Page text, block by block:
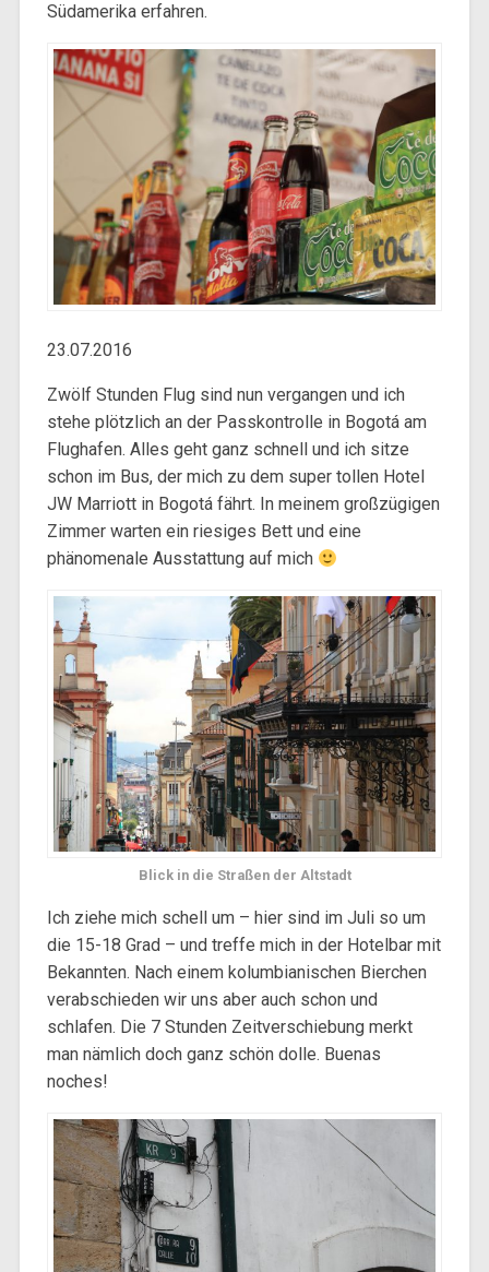
Südamerika erfahren.
23.07.2016
Zwölf Stunden Flug sind nun vergangen und ich
stehe plötzlich an der Passkontrolle in Bogotá am
Flughafen. Alles geht ganz schnell und ich sitze
schon im Bus, der mich zu dem super tollen Hotel
JW Marriott in Bogotá fährt. In meinem großzügigen
Zimmer warten ein riesiges Bett und eine
phänomenale Ausstattung auf mich
Blick in die Straßen der Altstadt
Ich ziehe mich schell um – hier sind im Juli so um
die 15-18 Grad – und treffe mich in der Hotelbar mit
Bekannten. Nach einem kolumbianischen Bierchen
verabschieden wir uns aber auch schon und
schlafen. Die 7 Stunden Zeitverschiebung merkt
man nämlich doch ganz schön dolle. Buenas
noches!